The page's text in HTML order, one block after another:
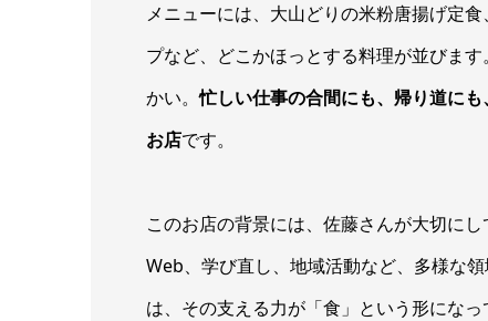
メニューには、大山どりの米粉唐揚げ定
プなど、どこかほっとする料理が並びま
かい。忙しい仕事の合間にも、帰り道に
お店です。
このお店の背景には、佐藤さんが大切にし
Web、学び直し、地域活動など、多様な
は、その支える力が「食」という形にな